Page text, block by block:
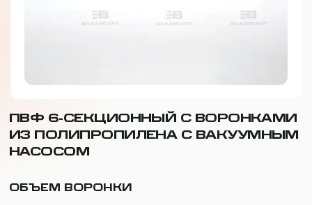
ПВФ 6-СЕКЦИОННЫЙ С ВОРОНКАМИ
ИЗ ПОЛИПРОПИЛЕНА С ВАКУУМНЫМ
НАСОСОМ
ОБЪЕМ ВОРОНКИ